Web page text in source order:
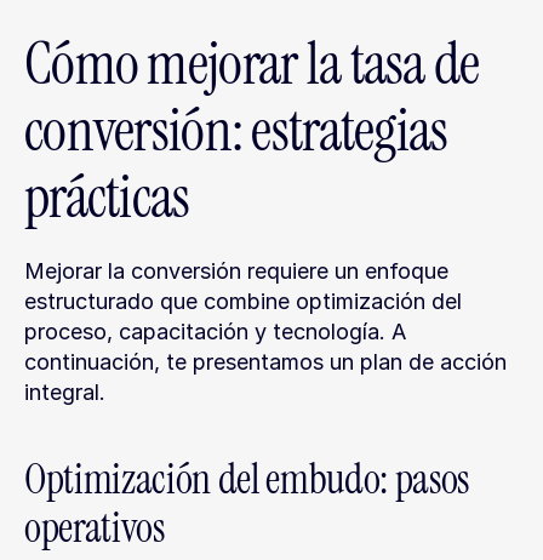
Cómo mejorar la tasa de
conversión: estrategias
prácticas
Mejorar la conversión requiere un enfoque
estructurado que combine optimización del
proceso, capacitación y tecnología. A
continuación, te presentamos un plan de acción
integral.
Optimización del embudo: pasos
operativos